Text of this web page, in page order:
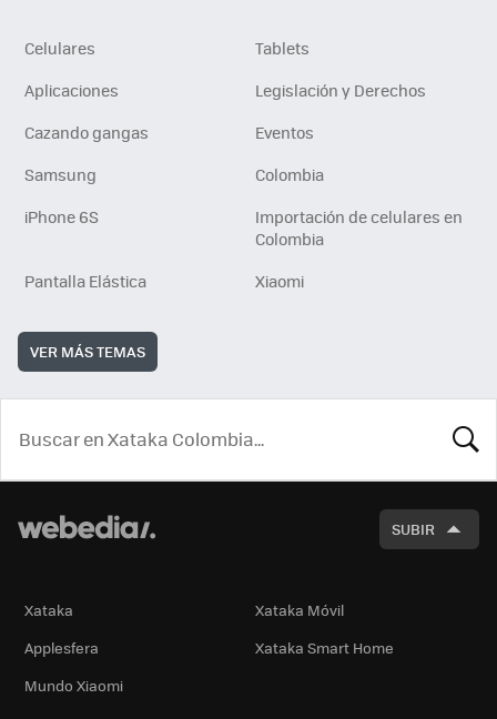
Celulares
Tablets
Aplicaciones
Legislación y Derechos
Cazando gangas
Eventos
Samsung
Colombia
iPhone 6S
Importación de celulares en
Colombia
Pantalla Elástica
Xiaomi
VER MÁS TEMAS
SUBIR
Xataka
Xataka Móvil
Applesfera
Xataka Smart Home
Mundo Xiaomi